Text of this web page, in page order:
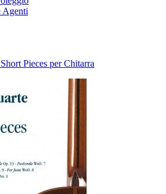
Agenti
Pieces per Chitarra